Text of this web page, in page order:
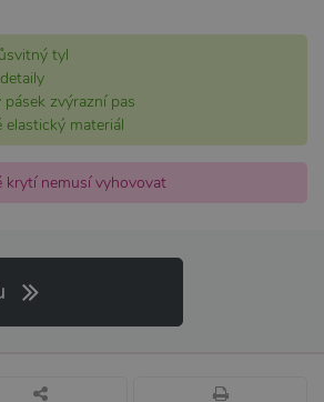
tyl
pásek zvýrazní pas
elastický materiál
krytí nemusí vyhovovat